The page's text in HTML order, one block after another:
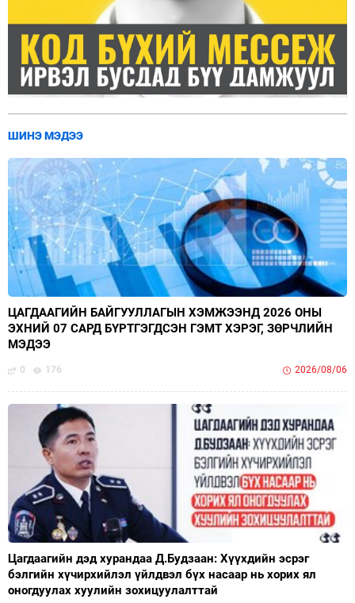
ШИНЭ МЭДЭЭ
ЦАГДААГИЙН БАЙГУУЛЛАГЫН ХЭМЖЭЭНД 2026 ОНЫ
ЭХНИЙ 07 САРД БҮРТГЭГДСЭН ГЭМТ ХЭРЭГ, ЗӨРЧЛИЙН
МЭДЭЭ
0 176 2026/08/06
Цагдаагийн дэд хурандаа Д.Будзаан: Хүүхдийн эсрэг
бэлгийн хүчирхийлэл үйлдвэл бүх насаар нь хорих ял
оногдуулах хуулийн зохицуулалттай